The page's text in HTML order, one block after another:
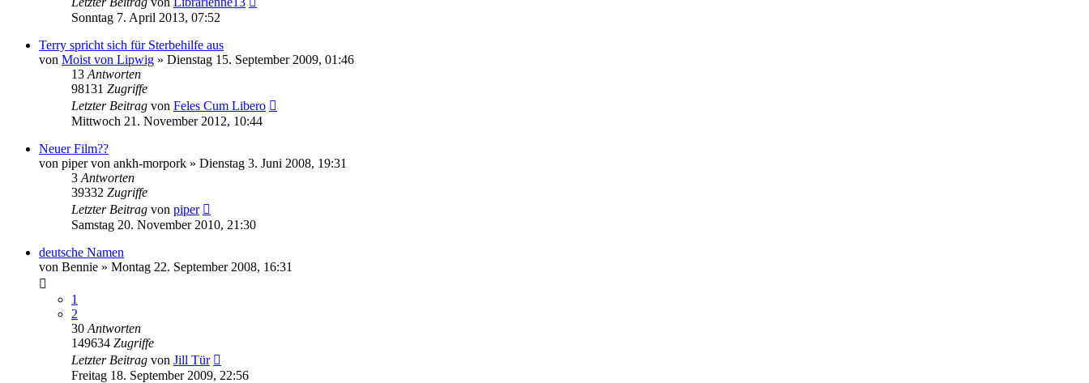
Sonntag 7. April 2013, 07:52
Terry spricht sich für Sterbehilfe aus
von Moist von Lipwig » Dienstag 15. September 2009, 01:46
13 Antworten
98131 Zugriffe
Letzter Beitrag von Feles Cum Libero
Mittwoch 21. November 2012, 10:44
Neuer Film??
von piper von ankh-morpork » Dienstag 3. Juni 2008, 19:31
3 Antworten
39332 Zugriffe
Letzter Beitrag von piper
Samstag 20. November 2010, 21:30
deutsche Namen
von Bennie » Montag 22. September 2008, 16:31
1
2
30 Antworten
149634 Zugriffe
Letzter Beitrag von Jill Tür
Freitag 18. September 2009, 22:56